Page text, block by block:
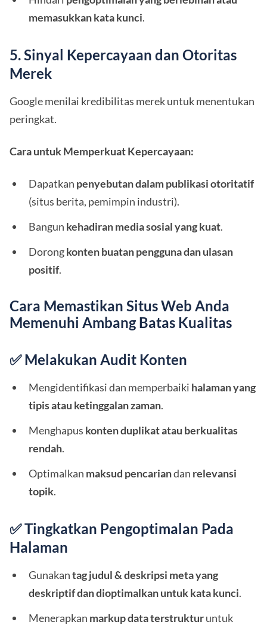
memasukkan kata kunci.
5. Sinyal Kepercayaan dan Otoritas
Merek
Google menilai kredibilitas merek untuk menentukan
peringkat.
Cara untuk Memperkuat Kepercayaan:
Dapatkan penyebutan dalam publikasi otoritatif
(situs berita, pemimpin industri).
Bangun kehadiran media sosial yang kuat.
Dorongkonten buatan pengguna dan ulasan
positif.
Cara Memastikan Situs Web Anda
Memenuhi Ambang Batas Kualitas
✅ Melakukan Audit Konten
Mengidentifikasi dan memperbaiki halaman yang
tipis atau ketinggalan zaman.
Menghapus konten duplikat atau berkualitas
rendah.
Optimalkan maksud pencariandan relevansi
topik.
✅ Tingkatkan Pengoptimalan Pada
Halaman
Gunakantag judul & deskripsi meta yang
deskriptif dan dioptimalkan untuk kata kunci.
Menerapkan markup data terstrukturuntuk